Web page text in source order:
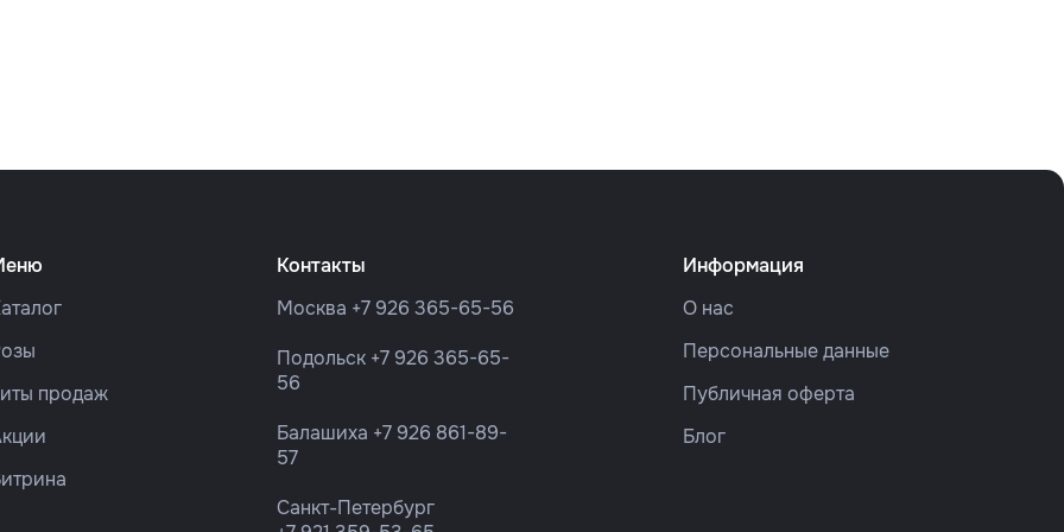
продаж
Контакты
Москва +7 926 365-65-56
Подольск +7 926 365-65-
56
Балашиха +7 926 861-89-
57
Санкт-Петербург
Информация
О нас
Персональные данные
Публичная оферта
Блог